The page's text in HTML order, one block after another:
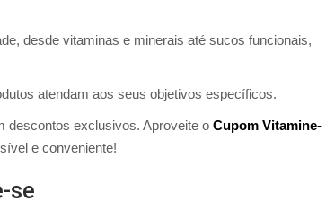
desde vitaminas e minerais até sucos funcionais,
atendam aos seus objetivos específicos.
descontos exclusivos. Aproveite o Cupom Vitamine-
e conveniente!
se